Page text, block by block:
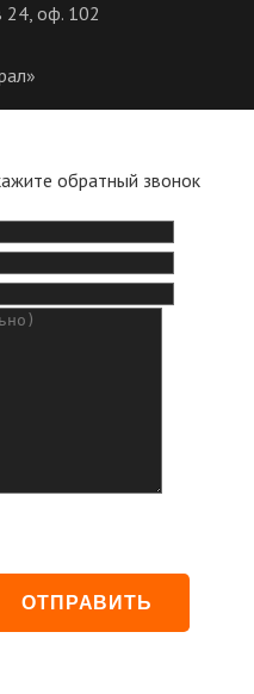
24, оф. 102
обратный звонок